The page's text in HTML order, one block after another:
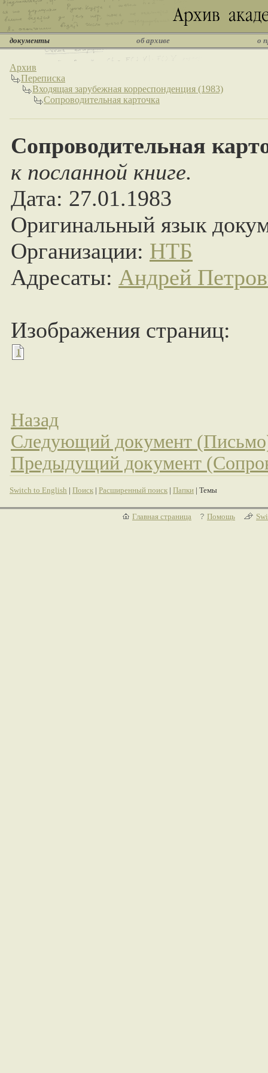
документы об архиве о
Архив
Переписка
Входящая зарубежная корреспонденция (1983)
Сопроводительная карточка
Сопроводительная
к посланной книге.
Дата: 27.01.1983
Оригинальный язык
Организации: НТБ
Адресаты: Андрей
Изображения страниц:
1
Назад
Следующий документ
Предыдущий документ
Switch to English | Поиск | Расширенный поиск | Папки | Темы
Главная страница Помощь